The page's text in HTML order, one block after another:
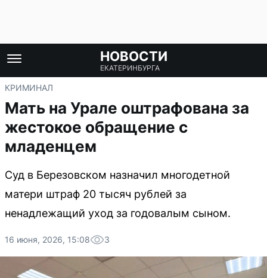
НОВОСТИ
ЕКАТЕРИНБУРГА
КРИМИНАЛ
Мать на Урале оштрафована за
жестокое обращение с
младенцем
Суд в Березовском назначил многодетной
матери штраф 20 тысяч рублей за
ненадлежащий уход за годовалым сыном.
16 июня, 2026, 15:08 3